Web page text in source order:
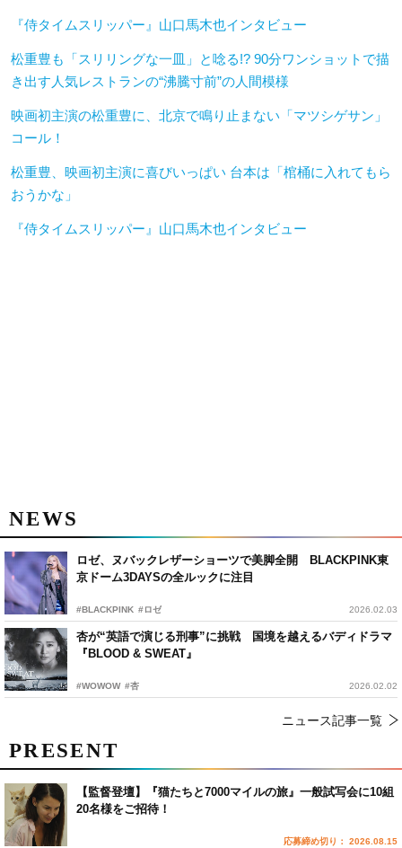
『侍タイムスリッパー』山口馬木也インタビュー
松重豊も「スリリングな一皿」と唸る!? 90分ワンショットで描
き出す人気レストランの“沸騰寸前”の人間模様
映画初主演の松重豊に、北京で鳴り止まない「マツシゲサン」
コール！
松重豊、映画初主演に喜びいっぱい 台本は「棺桶に入れてもら
おうかな」
『侍タイムスリッパー』山口馬木也インタビュー
NEWS
ロゼ、ヌバックレザーショーツで美脚全開 BLACKPINK東
京ドーム3DAYSの全ルックに注目
#BLACKPINK #ロゼ 2026.02.03
杏が“英語で演じる刑事”に挑戦 国境を越えるバディドラマ
『BLOOD & SWEAT』
#WOWOW #杏 2026.02.02
ニュース記事一覧
PRESENT
【監督登壇】『猫たちと7000マイルの旅』一般試写会に10組
20名様をご招待！
応募締め切り： 2026.08.15